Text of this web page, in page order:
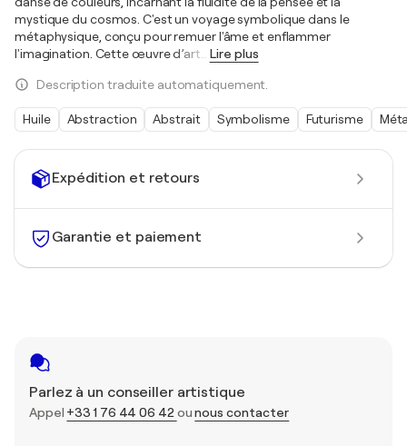
Expédition et retours
Garantie et paiement
Parlez à un conseiller artistique
Appel +33 1 76 44 06 42 ounous contacter
mystique du cosmos. C'est un voyage symbolique dans le
métaphysique, conçu pour remuer l'âme et enflammer
l'imagination. Cette œuvre d’art
Lire plus
Description traduite automatiquement.
Huile Abstraction Abstrait Symbolisme Futurisme